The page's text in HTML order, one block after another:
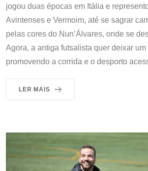
jogou duas épocas em Itália e
Avintenses e Vermoim, até se sagrar
pelas cores do Nun’Álvares, onde se
Agora, a antiga futsalista quer deixar
promovendo a corrida e o desporto
LER MAIS